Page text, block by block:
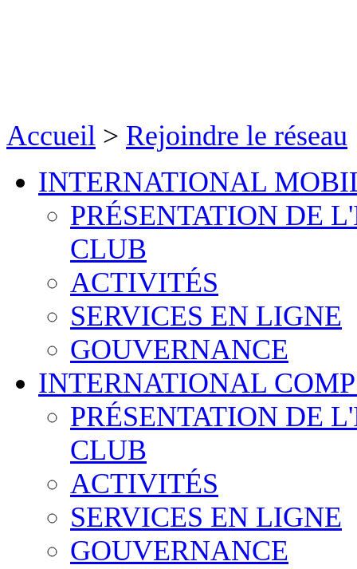
Accueil > Rejoindre le réseau
INTERNATIONAL
PRÉSENTATION DE
CLUB
ACTIVITÉS
SERVICES EN LIGNE
GOUVERNANCE
INTERNATIONAL
PRÉSENTATION DE
CLUB
ACTIVITÉS
SERVICES EN LIGNE
GOUVERNANCE